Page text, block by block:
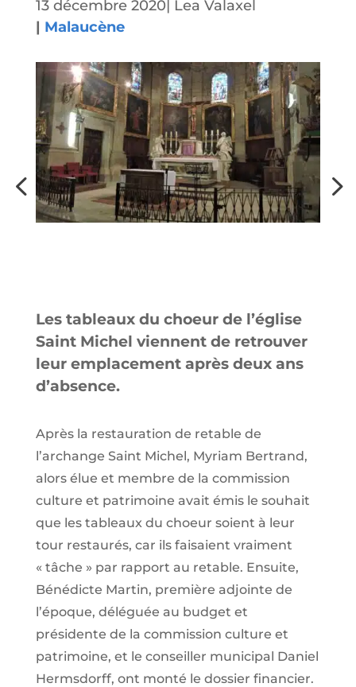
13 décembre 2020| Lea Valaxel
| Malaucène
Les tableaux du choeur de l’église
Saint Michel viennent de retrouver
leur emplacement après deux ans
d’absence.
Après la restauration de retable de
l’archange Saint Michel, Myriam Bertrand,
alors élue et membre de la commission
culture et patrimoine avait émis le souhait
que les tableaux du choeur soient à leur
tour restaurés, car ils faisaient vraiment
« tâche » par rapport au retable. Ensuite,
Bénédicte Martin, première adjointe de
l’époque, déléguée au budget et
présidente de la commission culture et
patrimoine, et le conseiller municipal Daniel
Hermsdorff, ont monté le dossier financier.